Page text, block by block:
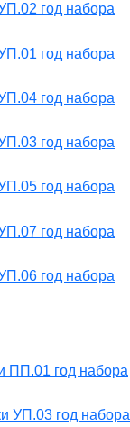
год набора
год набора
год набора
год набора
год набора
год набора
год набора
ПП.01 год набора
УП.03 год набора